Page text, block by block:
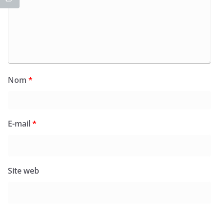
Nom *
E-mail*
Site web